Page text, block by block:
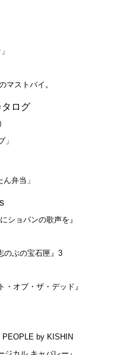
マストバイ。
ログ
」
弁当」
ショパンの歌声を』
ぶの宝石匣』3
オブ・ザ・デッド』
by KISHIN